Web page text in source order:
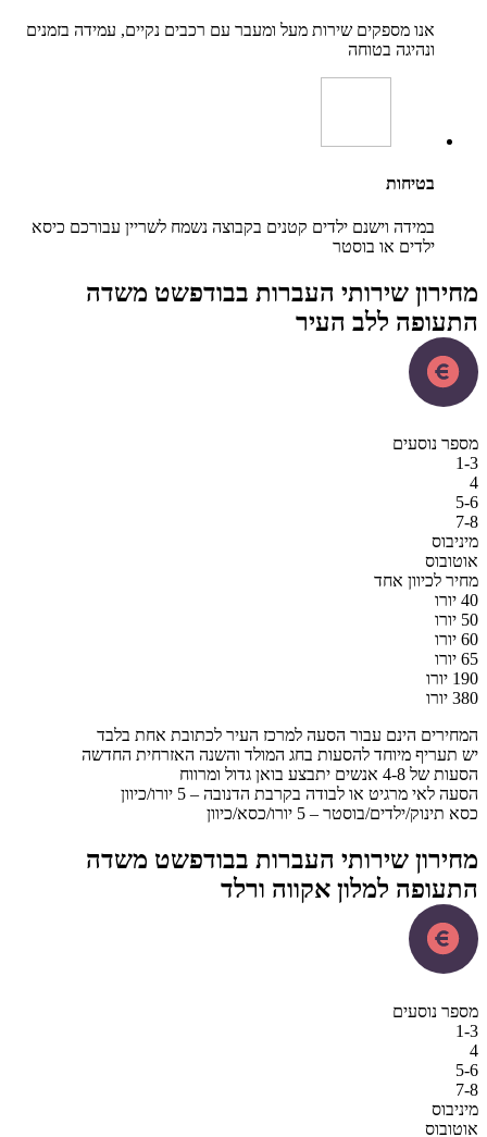
אנו מספקים שירות מעל ומעבר עם רכבים נקיים, עמידה בזמנים
ונהיגה בטוחה
בטיחות
במידה וישנם ילדים קטנים בקבוצה נשמח לשריין עבורכם כיסא
ילדים או בוסטר
שירותי העברות בבודפשט משדה
ללב העיר
אחד
הינם עבור הסעה למרכז העיר לכתובת אחת בלבד
מיוחד להסעות בחג המולד והשנה האזרחית החדשה
בואן גדול ומרווח
מרגיט או לבודה בקרבת הדנובה – 5 יורו/כיוון
ילדים/בוסטר – 5 יורו/כסא/כיוון
שירותי העברות בבודפשט משדה
למלון אקווה ורלד